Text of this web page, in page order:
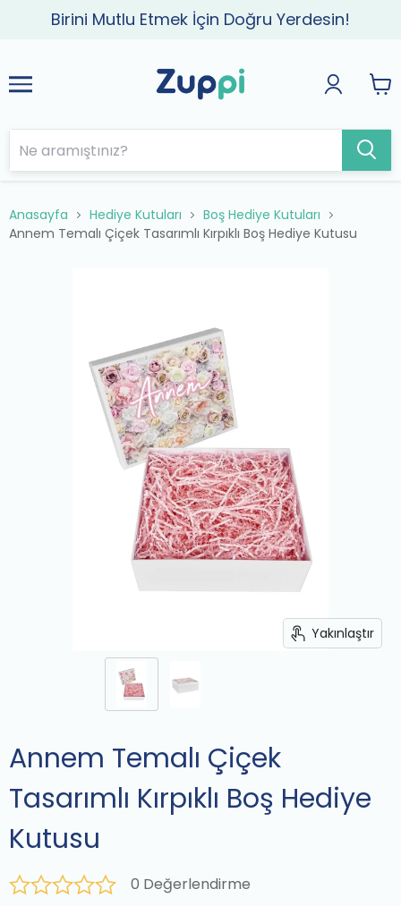
Birini Mutlu Etmek İçin Doğru Yerdesin!
Anasayfa Hediye Kutuları
Boş Hediye Kutuları
Annem Temalı Çiçek Tasarımlı Kırpıklı Boş Hediye Kutusu
Yakınlaştır
Annem Temalı Çiçek
Tasarımlı Kırpıklı Boş Hediye
Kutusu
0 Değerlendirme